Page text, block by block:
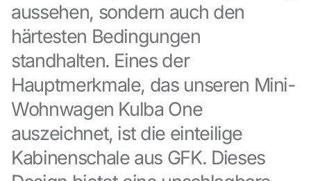
aussehen, sondern auch den
härtesten Bedingungen
standhalten. Eines der
Hauptmerkmale, das unseren Mini-
Wohnwagen Kulba One
auszeichnet, ist die einteilige
Kabinenschale aus GFK. Dieses